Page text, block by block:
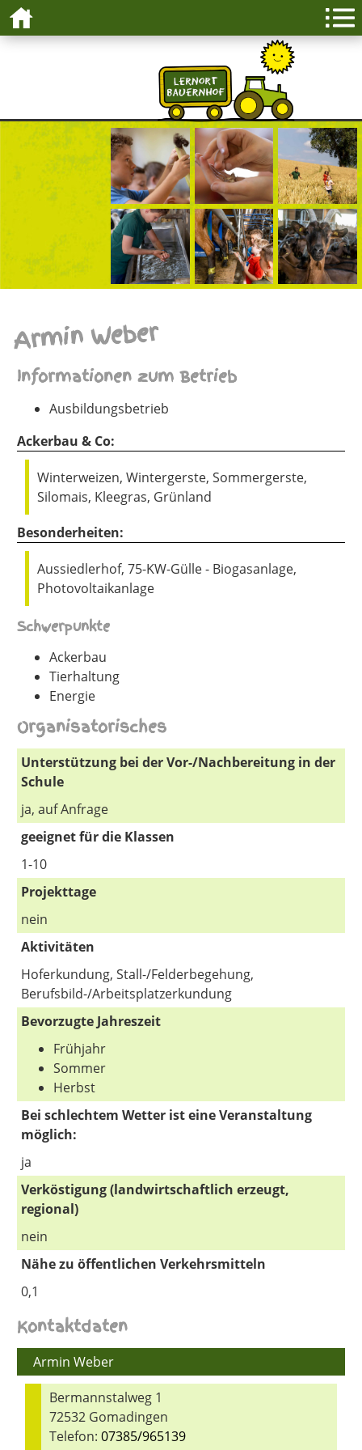
Armin Weber
Informationen zum Betrieb
Ausbildungsbetrieb
Ackerbau & Co:
Winterweizen, Wintergerste, Sommergerste,
Silomais, Kleegras, Grünland
Besonderheiten:
Aussiedlerhof, 75-KW-Gülle - Biogasanlage,
Photovoltaikanlage
Schwerpunkte
Ackerbau
Tierhaltung
Energie
Organisatorisches
Unterstützung bei der Vor-/Nachbereitung in der
Schule
ja, auf Anfrage
geeignet für die Klassen
1-10
Projekttage
nein
Aktivitäten
Hoferkundung, Stall-/Felderbegehung,
Berufsbild-/Arbeitsplatzerkundung
Bevorzugte Jahreszeit
Frühjahr
Sommer
Herbst
Bei schlechtem Wetter ist eine Veranstaltung
möglich:
ja
Verköstigung (landwirtschaftlich erzeugt,
regional)
nein
Nähe zu öffentlichen Verkehrsmitteln
0,1
Kontaktdaten
Armin Weber
Bermannstalweg 1
72532 Gomadingen
Telefon:07385/965139